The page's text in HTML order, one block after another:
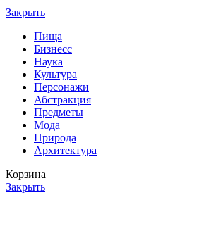
Закрыть
Пища
Бизнесс
Наука
Культура
Персонажи
Абстракция
Предметы
Мода
Природа
Архитектура
Корзина
Закрыть